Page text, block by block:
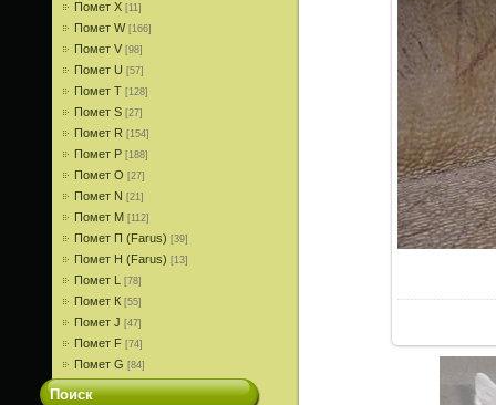
Помет X [11]
Помет W [166]
Помет V [98]
Помет U [57]
Помет T [128]
Помет S [27]
Помет R [154]
Помет P [188]
Помет О [27]
Помет N [21]
Помет M [112]
Помет П (Farus) [39]
Помет Н (Farus) [13]
Помет L [78]
Помет К [55]
Помет J [47]
Помет F [74]
Помет G [84]
Поиск